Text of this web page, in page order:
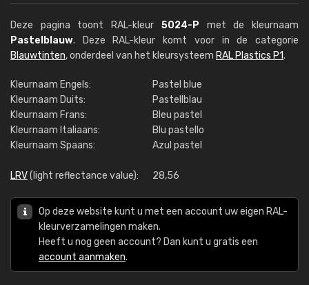
Deze pagina toont RAL-kleur 5024-P met de kleurnaam
Pastelblauw. Deze RAL-kleur komt voor in de categorie
Blauwtinten, onderdeel van het kleursysteem RAL Plastics P1.
Kleurnaam Engels:
Pastel blue
Kleurnaam Duits:
Pastellblau
Kleurnaam Frans:
Bleu pastel
Kleurnaam Italiaans:
Blu pastello
Kleurnaam Spaans:
Azul pastel
LRV(light reflectance value): 28,56
Op deze website kunt u met een account uw eigen RAL-
kleurverzamelingen maken.
Heeft u nog geen account? Dan kunt u gratis een
account aanmaken.